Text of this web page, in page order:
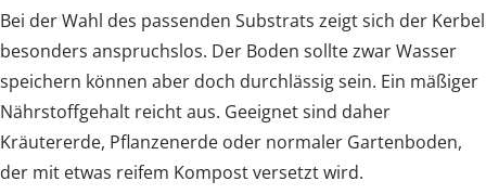
Bei der Wahl des passenden Substrats zeigt sich der Kerbel
besonders anspruchslos. Der Boden sollte zwar Wasser
speichern können aber doch durchlässig sein. Ein mäßiger
Nährstoffgehalt reicht aus. Geeignet sind daher
Kräutererde, Pflanzenerde oder normaler Gartenboden,
der mit etwas reifem Kompost versetzt wird.